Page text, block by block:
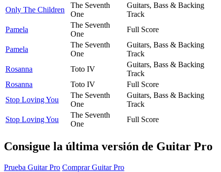
Only The Children
The Seventh
One
Guitars, Bass & Backing
Track
Pamela
The Seventh
One
Full Score
Pamela
The Seventh
One
Guitars, Bass & Backing
Track
Rosanna
Toto IV
Guitars, Bass & Backing
Track
Rosanna
Toto IV
Full Score
Stop Loving You
The Seventh
One
Guitars, Bass & Backing
Track
Stop Loving You
The Seventh
One
Full Score
Consigue la última versión de Guitar Pro
Prueba Guitar Pro Comprar Guitar Pro